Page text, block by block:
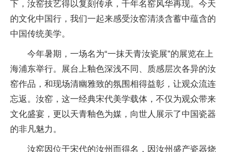
下，汝窑技艺得以复刻传承，千年名窑风华再现。今天
的文化中国行，我们一起来感受汝窑清淡含蓄中蕴含的
中国传统美学。
今年暑期，一场名为“一抹天青汝瓷展”的展览在上
海浦东举行。展台上釉色深浅不同、质感层次各异的汝
窑作品，和现场清幽雅致的氛围相得益彰，让观众流连
忘返。汝窑，这一经典宋代美学载体，不仅为观众带来
文化盛宴，更以天青釉色为媒，向世人展示了中国瓷器
的非凡魅力。
汝窑因位于宋代的汝州而得名，因汝州盛产瓷器烧